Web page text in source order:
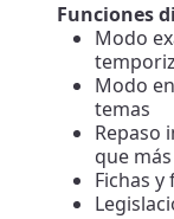
Funciones
Modo
Modo
temas
Repaso
que
Fichas